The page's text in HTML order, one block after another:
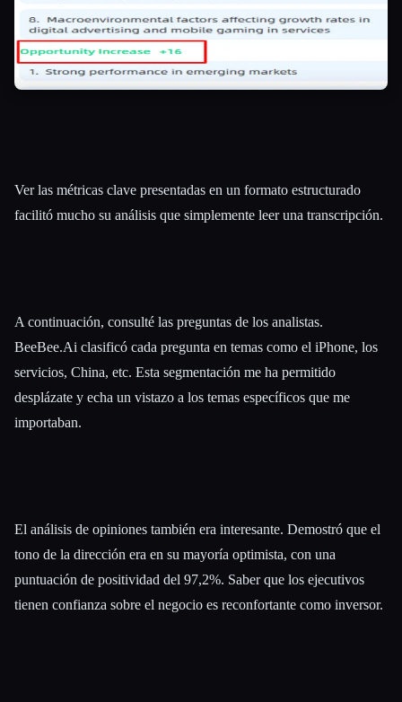
Ver las métricas clave presentadas en un formato estructurado
facilitó mucho su análisis que simplemente leer una transcripción.
A continuación, consulté las preguntas de los analistas.
BeeBee.Ai clasificó cada pregunta en temas como el iPhone, los
servicios, China, etc. Esta segmentación me ha permitido
desplázate y echa un vistazo a los temas específicos que me
importaban.
El análisis de opiniones también era interesante. Demostró que el
tono de la dirección era en su mayoría optimista, con una
puntuación de positividad del 97,2%. Saber que los ejecutivos
tienen confianza sobre el negocio es reconfortante como inversor.